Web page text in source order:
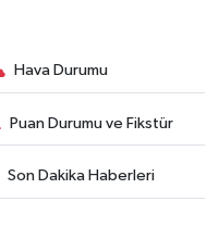
Hava Durumu
Puan Durumu ve Fikstür
Son Dakika Haberleri